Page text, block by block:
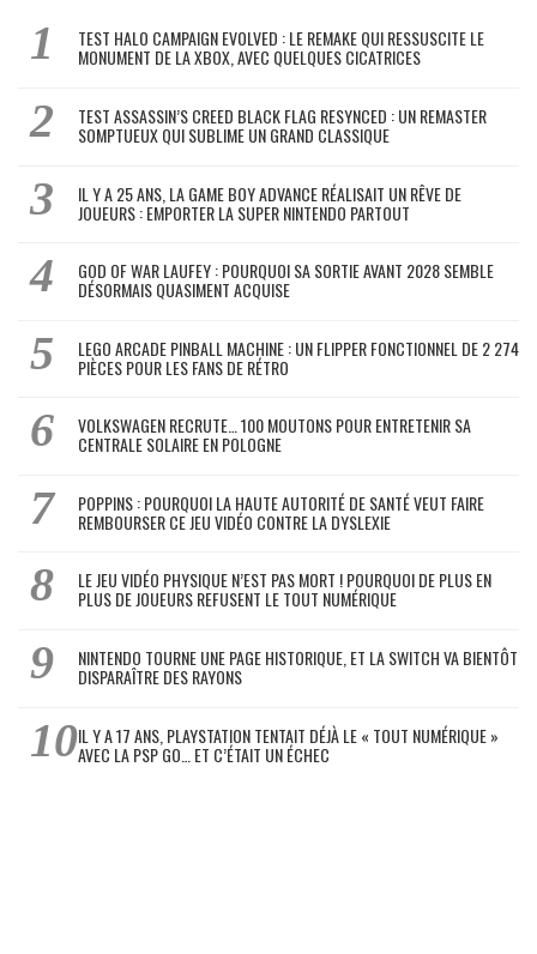
TEST HALO CAMPAIGN EVOLVED : LE REMAKE QUI RESSUSCITE LE
MONUMENT DE LA XBOX, AVEC QUELQUES CICATRICES
TEST ASSASSIN’S CREED BLACK FLAG RESYNCED : UN REMASTER
SOMPTUEUX QUI SUBLIME UN GRAND CLASSIQUE
IL Y A 25 ANS, LA GAME BOY ADVANCE RÉALISAIT UN RÊVE DE
JOUEURS : EMPORTER LA SUPER NINTENDO PARTOUT
GOD OF WAR LAUFEY : POURQUOI SA SORTIE AVANT 2028 SEMBLE
DÉSORMAIS QUASIMENT ACQUISE
LEGO ARCADE PINBALL MACHINE : UN FLIPPER FONCTIONNEL DE 2 274
PIÈCES POUR LES FANS DE RÉTRO
VOLKSWAGEN RECRUTE… 100 MOUTONS POUR ENTRETENIR SA
CENTRALE SOLAIRE EN POLOGNE
POPPINS : POURQUOI LA HAUTE AUTORITÉ DE SANTÉ VEUT FAIRE
REMBOURSER CE JEU VIDÉO CONTRE LA DYSLEXIE
LE JEU VIDÉO PHYSIQUE N’EST PAS MORT ! POURQUOI DE PLUS EN
PLUS DE JOUEURS REFUSENT LE TOUT NUMÉRIQUE
NINTENDO TOURNE UNE PAGE HISTORIQUE, ET LA SWITCH VA BIENTÔT
DISPARAÎTRE DES RAYONS
IL Y A 17 ANS, PLAYSTATION TENTAIT DÉJÀ LE « TOUT NUMÉRIQUE »
AVEC LA PSP GO… ET C’ÉTAIT UN ÉCHEC